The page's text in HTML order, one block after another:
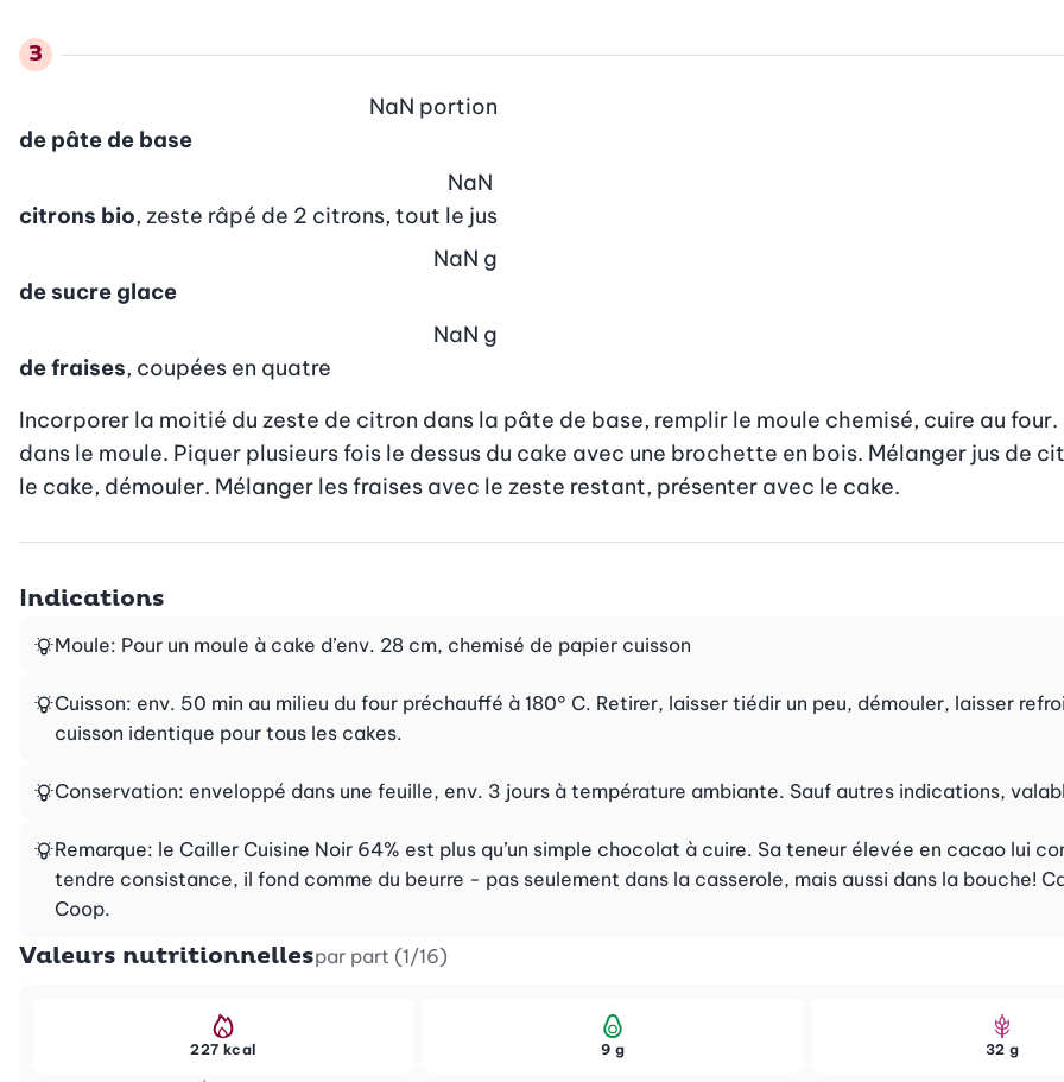
de pâte de base
NaN portion
citrons bio, zeste râpé de 2 citrons, tout le jus
NaN
de sucre glace
NaN g
de fraises, coupées en quatre
NaN g
Incorporer la moitié du zeste de citron dans la pâte de base, remplir le moule chemisé, cuire au
dans le moule. Piquer plusieurs fois le dessus du cake avec une brochette en bois. Mélanger jus de
le cake, démouler. Mélanger les fraises avec le zeste restant, présenter avec le cake.
Indications
Moule: Pour un moule à cake d’env. 28 cm, chemisé de papier cuisson
Cuisson: env. 50 min au milieu du four préchauffé à 180° C. Retirer, laisser tiédir un peu, démouler, laisser
cuisson identique pour tous les cakes.
Conservation: enveloppé dans une feuille, env. 3 jours à température ambiante. Sauf autres indications,
Remarque: le Cailler Cuisine Noir 64% est plus qu’un simple chocolat à cuire. Sa teneur élevée en cacao lui
tendre consistance, il fond comme du beurre - pas seulement dans la casserole, mais aussi dans la bouche!
Coop.
Valeurs nutritionnellespar part (1/16)
227 kcal 9 g 32 g